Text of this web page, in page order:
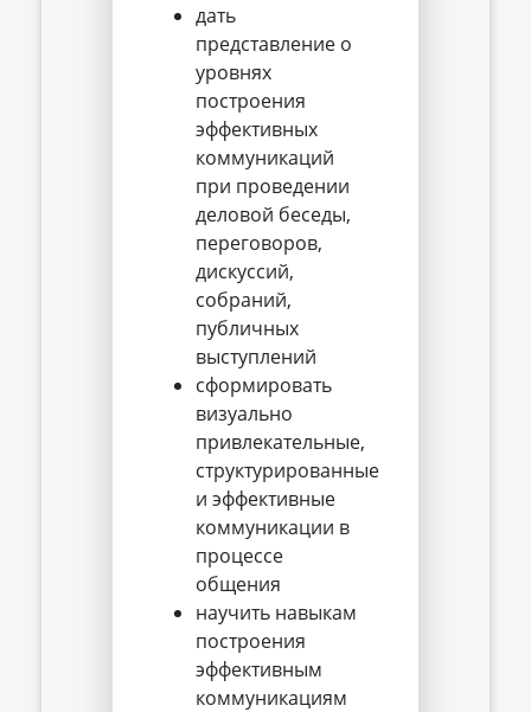
дать
представление о
уровнях
построения
эффективных
коммуникаций
при проведении
деловой беседы,
переговоров,
дискуссий,
собраний,
публичных
выступлений
сформировать
визуально
привлекательные,
структурированные
и эффективные
коммуникации в
процессе
общения
научить навыкам
построения
эффективным
коммуникациям